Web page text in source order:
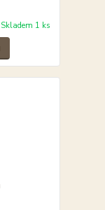
Skladem 1 ks